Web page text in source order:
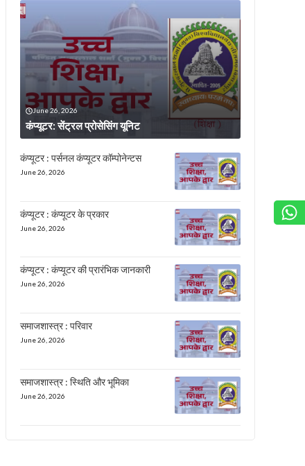
June 26, 2026
कंप्यूटर: सेंट्रल प्रोसेसिंग यूनिट
कंप्यूटर : पर्सनल कंप्यूटर कॉम्पोनेन्टस
June 26, 2026
कंप्यूटर : कंप्यूटर के प्रकार
June 26, 2026
कंप्यूटर : कंप्यूटर की प्रारंभिक जानकारी
June 26, 2026
समाजशास्त्र : परिवार
June 26, 2026
समाजशास्त्र : स्थिति और भूमिका
June 26, 2026